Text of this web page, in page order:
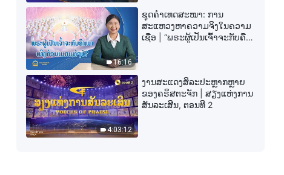
10:38
11:30
ພຣະທຳປະຈຳວັນຂອງພຣະເຈົ້າ: ການ
ຮູ້ຈັກພາລະກິດຂອງພຣະເຈົ້າ | ຄັດ
ຕອນ 163
3:57
ພຣະທຳປະຈຳວັນຂອງພຣະເຈົ້າ: ການ
ຮູ້ຈັກພາລະກິດຂອງພຣະເຈົ້າ | ຄັດ
ຕອນ 164
16:16
ຊຸດຄຳເທດສະໜາ: ການ
ສະແຫວງຫາຄວາມຈິງໃນຄວາມ
ເຊື່ອ | “ພຣະຜູ້ເປັນເຈົ້າຈະກັບຄືນ
4:03:12
ງານສະແດງສິລະປະຫຼາກຫຼາຍ
ຂອງຄຣິສຕະຈັກ | ສຽງແຫ່ງການ
ສັນລະເສີນ, ຕອນທີ 2